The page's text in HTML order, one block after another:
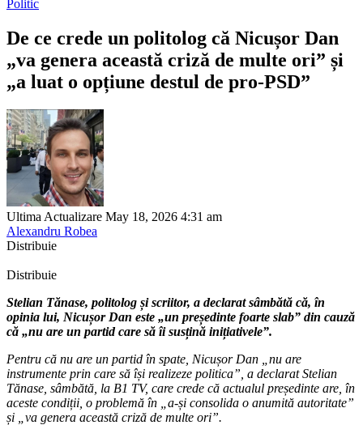
Politic
De ce crede un politolog că Nicușor Dan
„va genera această criză de multe ori” și
„a luat o opțiune destul de pro-PSD”
Ultima Actualizare May 18, 2026 4:31 am
Alexandru Robea
Distribuie
Distribuie
Stelian Tănase, politolog și scriitor, a declarat sâmbătă că, în
opinia lui, Nicușor Dan este „un președinte foarte slab” din cauză
că „nu are un partid care să îi susțină inițiativele”.
Pentru că nu are un partid în spate, Nicușor Dan „nu are
instrumente prin care să își realizeze politica”, a declarat Stelian
Tănase, sâmbătă, la B1 TV, care crede că actualul președinte are, în
aceste condiții, o problemă în „a-și consolida o anumită autoritate”
și „va genera această criză de multe ori”.